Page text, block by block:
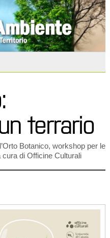
terrario
Botanico, workshop per le
di Officine Culturali